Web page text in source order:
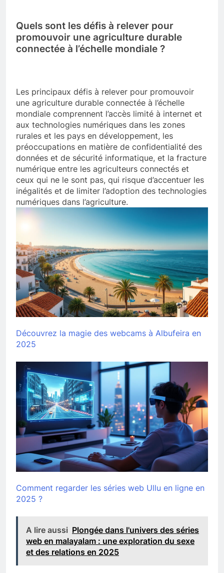
Quels sont les défis à relever pour
promouvoir une agriculture durable
connectée à l’échelle mondiale ?
Les principaux défis à relever pour promouvoir
une agriculture durable connectée à l’échelle
mondiale comprennent l’accès limité à internet et
aux technologies numériques dans les zones
rurales et les pays en développement, les
préoccupations en matière de confidentialité des
données et de sécurité informatique, et la fracture
numérique entre les agriculteurs connectés et
ceux qui ne le sont pas, qui risque d’accentuer les
inégalités et de limiter l’adoption des technologies
numériques dans l’agriculture.
Découvrez la magie des webcams à Albufeira en
2025
Comment regarder les séries web Ullu en ligne en
2025 ?
A lire aussi Plongée dans l'univers des séries
web en malayalam : une exploration du sexe
et des relations en 2025